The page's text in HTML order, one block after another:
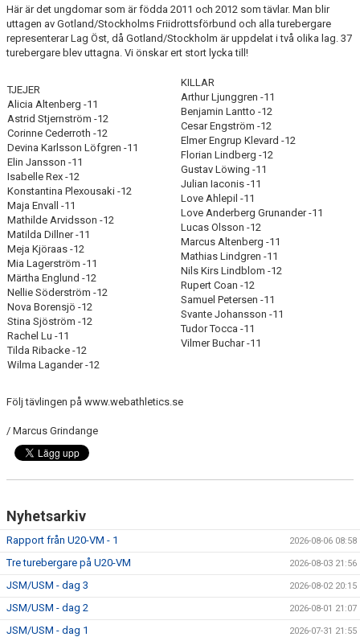
FUNKTIONÄR
TÄVLINGAR
KONTAKT
UTBILDNING
KALENDER
Här är det ungdomar som är födda 2011 och 2012 som tävlar. Man blir
uttagen av Gotland/Stockholms Friidrottsförbund och alla turebergare
representerar Lag Öst, då Gotland/Stockholm är uppdelat i två olika lag. 37
turebergare blev uttagna. Vi önskar ert stort lycka till!
TJEJER
Alicia Altenberg -11
Astrid Stjernström -12
Corinne Cederroth -12
Devina Karlsson Löfgren -11
Elin Jansson -11
Isabelle Rex -12
Konstantina Plexousaki -12
Maja Envall -11
Mathilde Arvidsson -12
Matilda Dillner -11
Meja Kjöraas -12
Mia Lagerström -11
Märtha Englund -12
Nellie Söderström -12
Nova Borensjö -12
Stina Sjöström -12
Rachel Lu -11
Tilda Ribacke -12
Wilma Lagander -12
KILLAR
Arthur Ljunggren -11
Benjamin Lantto -12
Cesar Engström -12
Elmer Engrup Klevard -12
Florian Lindberg -12
Gustav Löwing -11
Julian Iaconis -11
Love Ahlepil -11
Love Anderberg Grunander -11
Lucas Olsson -12
Marcus Altenberg -11
Mathias Lindgren -11
Nils Kirs Lindblom -12
Rupert Coan -12
Samuel Petersen -11
Svante Johansson -11
Tudor Tocca -11
Vilmer Buchar -11
Följ tävlingen på www.webathletics.se
/ Marcus Grindange
Nyhetsarkiv
Rapport från U20-VM - 1 2026-08-06 08:58
Tre turebergare på U20-VM 2026-08-03 21:56
JSM/USM - dag 3 2026-08-02 20:15
JSM/USM - dag 2 2026-08-01 21:07
JSM/USM - dag 1 2026-07-31 21:55